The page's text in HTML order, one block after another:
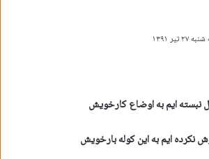
۲۷ تیر ۱۳۹۱
نبسته ایم به اوضاع کارخویش
نکرده ایم به این کوله بارخویش